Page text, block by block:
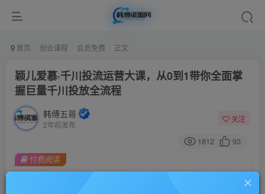
首页 创业课程 会员免费 正文
颖儿爱慕·千川投流运营大课，从0到1带你全面掌
握巨量千川投放全流程
韩傅五哥
2年前发布
关注
1812 93
付费阅读